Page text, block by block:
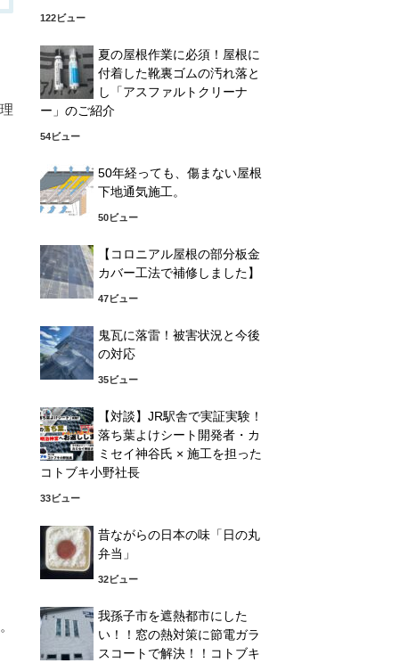
122ビュー
夏の屋根作業に必須！屋根に
付着した靴裏ゴムの汚れ落と
し「アスファルトクリーナ
ー」のご紹介
54ビュー
50年経っても、傷まない屋根
下地通気施工。
50ビュー
【コロニアル屋根の部分板金
カバー工法で補修しました】
47ビュー
鬼瓦に落雷！被害状況と今後
の対応
35ビュー
【対談】JR駅舎で実証実験！
落ち葉よけシート開発者・カ
ミセイ神谷氏 × 施工を担った
コトブキ小野社長
33ビュー
昔ながらの日本の味「日の丸
弁当」
32ビュー
我孫子市を遮熱都市にした
い！！窓の熱対策に節電ガラ
スコートで解決！！コトブキ